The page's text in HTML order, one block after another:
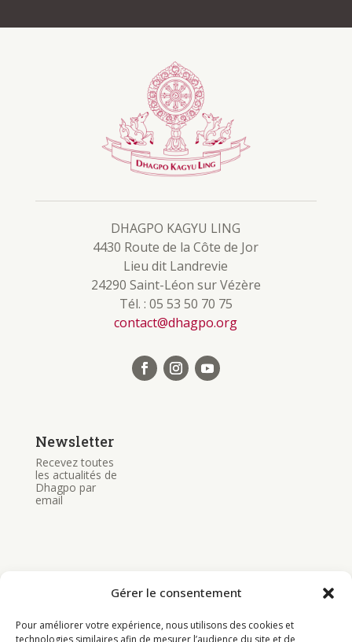
Gérer le consentement
Pour améliorer votre expérience, nous utilisons des cookies et
technologies similaires afin de mesurer l’audience du site et de
DHAGPO KAGYU LING
4430 Route de la Côte de Jor
Lieu dit Landrevie
24290 Saint-Léon sur Vézère
Tél. : 05 53 50 70 75
contact@dhagpo.org
Newsletter
Recevez toutes
les actualités de
Dhagpo par
email